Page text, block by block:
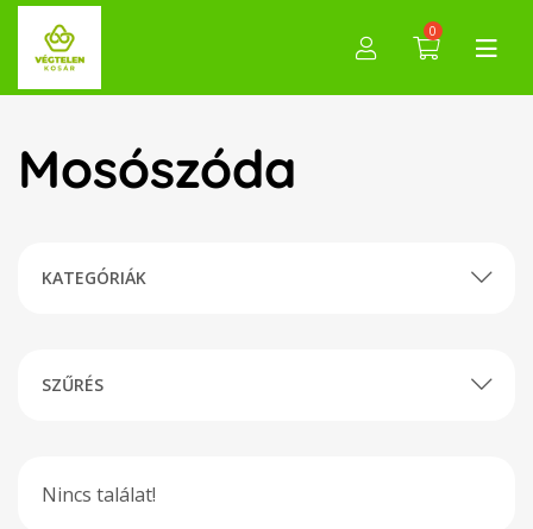
0
Mosószóda
KATEGÓRIÁK
SZŰRÉS
Nincs találat!